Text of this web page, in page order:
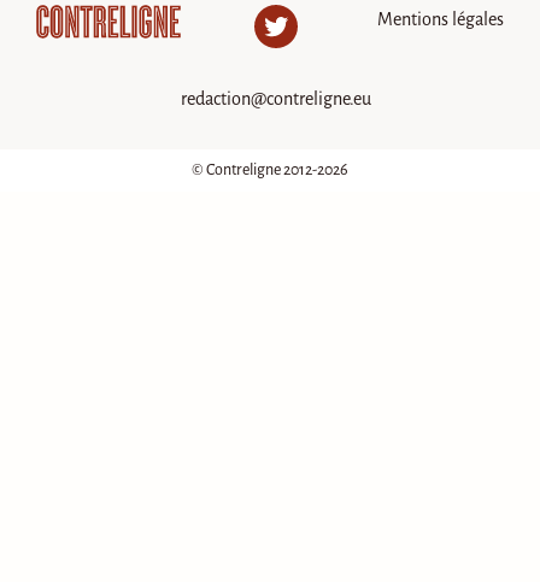
Twitter
redaction@contreligne.eu
Mentions légales
© Contreligne 2012-2026